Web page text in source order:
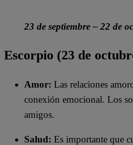
23 de septiembre – 22 de
Escorpio (23 de
Amor: Las relaciones
conexión emocional. Los
amigos.
Salud: Es importante que